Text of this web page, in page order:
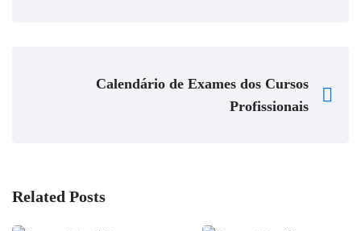
Calendário de Exames dos Cursos
Profissionais
Related Posts